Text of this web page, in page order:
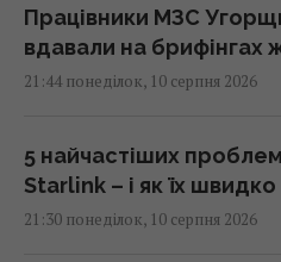
Працівники МЗС
вдавали на брифінгах
21:44 понеділок, 10 серпня 2026
5 найчастіших
Starlink – і як їх
21:30 понеділок, 10 серпня 2026